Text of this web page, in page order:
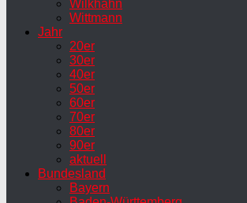
Wilkhahn
Wittmann
Jahr
20er
30er
40er
50er
60er
70er
80er
90er
aktuell
Bundesland
Bayern